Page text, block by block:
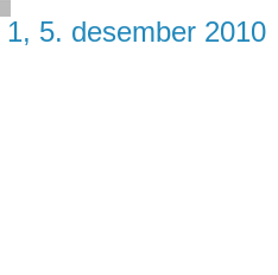
5. desember 2010